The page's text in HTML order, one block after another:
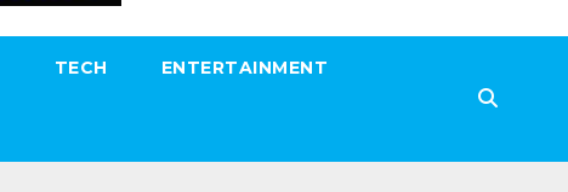
TECH ENTERTAINMENT